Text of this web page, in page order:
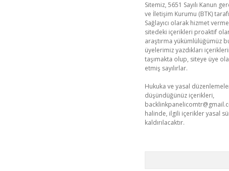
Sitemiz, 5651 Sayılı Kanun
ve İletişim Kurumu (BTK)
Sağlayıcı olarak hizmet
sitedeki içerikleri proaktif
araştırma yükümlülüğümüz
üyelerimiz yazdıkları
taşımakta olup, siteye üye
etmiş sayılırlar.
Hukuka ve yasal
düşündüğünüz içerikleri,
halinde, ilgili içerikler yasal
kaldırılacaktır.